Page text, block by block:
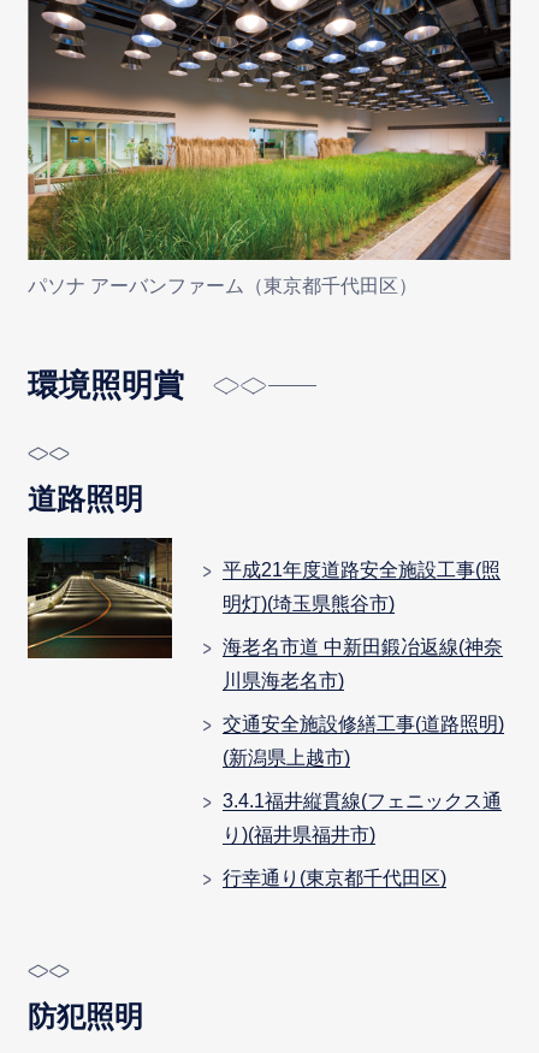
パソナ アーバンファーム（東京都千代田区）
環境照明賞
道路照明
平成21年度道路安全施設工事(照
明灯)(埼玉県熊谷市)
海老名市道 中新田鍛冶返線(神奈
川県海老名市)
交通安全施設修繕工事(道路照明)
(新潟県上越市)
3.4.1福井縦貫線(フェニックス通
り)(福井県福井市)
行幸通り(東京都千代田区)
防犯照明